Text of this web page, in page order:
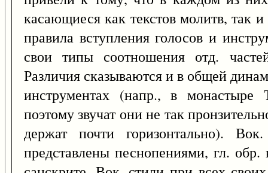
касающиеся как текстов молитв, так
правила вступления голосов и
свои типы соотношения отд.
Различия сказываются и в общей
инструментах (напр., в монастыре
поэтому звучат они не так
держат почти горизонтально).
представлены песнопениями, гл.